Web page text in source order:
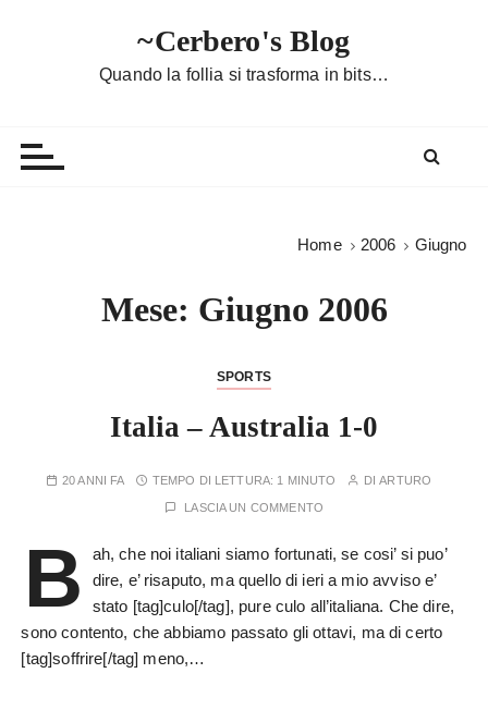
~Cerbero's Blog
Quando la follia si trasforma in bits…
Home 2006 Giugno
Mese: Giugno 2006
SPORTS
Italia – Australia 1-0
20 ANNI FA TEMPO DI LETTURA: 1 MINUTO DIARTURO
LASCIA UN COMMENTO
B
ah, che noi italiani siamo fortunati, se cosi’ si puo’
dire, e’ risaputo, ma quello di ieri a mio avviso e’
stato [tag]culo[/tag], pure culo all’italiana. Che dire,
sono contento, che abbiamo passato gli ottavi, ma di certo
[tag]soffrire[/tag] meno,…